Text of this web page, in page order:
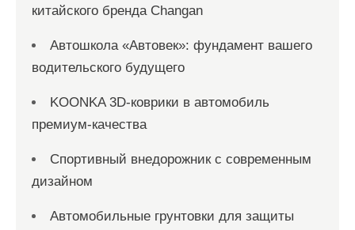
китайского бренда Changan
Автошкола «Автовек»: фундамент вашего
водительского будущего
KOONKA 3D-коврики в автомобиль
премиум-качества
Спортивный внедорожник с современным
дизайном
Автомобильные грунтовки для защиты